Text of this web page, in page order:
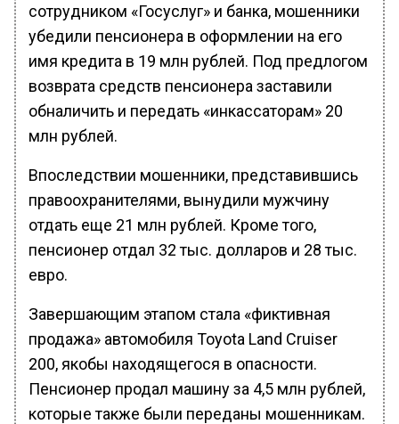
сотрудником «Госуслуг» и банка, мошенники
убедили пенсионера в оформлении на его
имя кредита в 19 млн рублей. Под предлогом
возврата средств пенсионера заставили
обналичить и передать «инкассаторам» 20
млн рублей.
Впоследствии мошенники, представившись
правоохранителями, вынудили мужчину
отдать еще 21 млн рублей. Кроме того,
пенсионер отдал 32 тыс. долларов и 28 тыс.
евро.
Завершающим этапом стала «фиктивная
продажа» автомобиля Toyota Land Cruiser
200, якобы находящегося в опасности.
Пенсионер продал машину за 4,5 млн рублей,
которые также были переданы мошенникам.